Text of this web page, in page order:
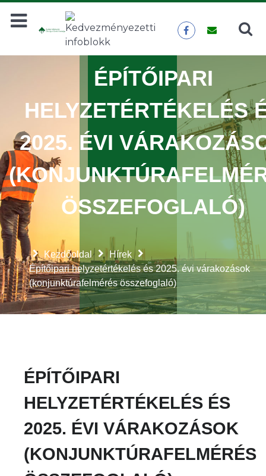
Keresés KERESÉS
Kezdőoldal
Hírek
Építőipari helyzetértékelés és 2025. évi várakozások
(konjunktúrafelmérés összefoglaló)
ÉPÍTŐIPARI
HELYZETÉRTÉKELÉS
2025. ÉVI
ÖSSZEFOGLALÓ)
ÉPÍTŐIPARI
HELYZETÉRTÉKELÉS ÉS
2025. ÉVI VÁRAKOZÁSOK
(KONJUNKTÚRAFELMÉRÉS